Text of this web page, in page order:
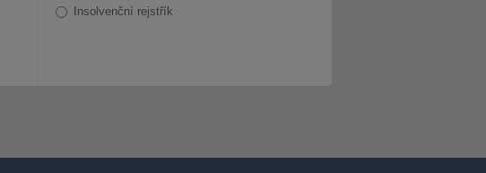
Insolvenční rejstřík